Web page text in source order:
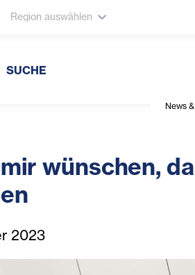
Region auswählen
News
wünschen,
2023